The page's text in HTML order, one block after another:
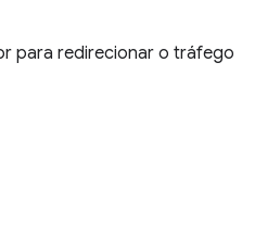
para redirecionar o tráfego